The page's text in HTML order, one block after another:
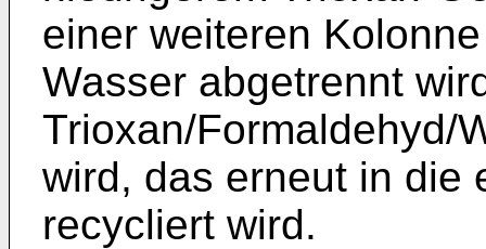
einer weiteren
Wasser abgetrennt
Trioxan/Formaldehyd/
wird, das erneut in die
recycliert wird.